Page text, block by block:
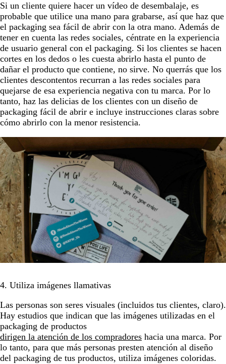
Si un cliente quiere hacer un vídeo de desembalaje, es
probable que utilice una mano para grabarse, así que haz que
el packaging sea fácil de abrir con la otra mano. Además de
tener en cuenta las redes sociales, céntrate en la experiencia
de usuario general con el packaging. Si los clientes se hacen
cortes en los dedos o les cuesta abrirlo hasta el punto de
dañar el producto que contiene, no sirve. No querrás que los
clientes descontentos recurran a las redes sociales para
quejarse de esa experiencia negativa con tu marca. Por lo
tanto, haz las delicias de los clientes con un diseño de
packaging fácil de abrir e incluye instrucciones claras sobre
cómo abrirlo con la menor resistencia.
4. Utiliza imágenes llamativas
Las personas son seres visuales (incluidos tus clientes, claro).
Hay estudios que indican que las imágenes utilizadas en el
packaging de productos
dirigen la atención de los compradores hacia una marca. Por
lo tanto, para que más personas presten atención al diseño
del packaging de tus productos, utiliza imágenes coloridas.